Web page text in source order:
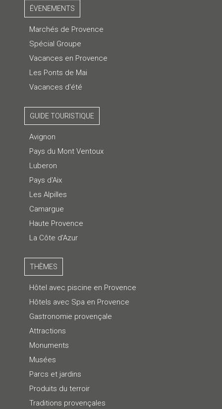
ÉVENEMENTS
Marchés de Provence
Spécial Groupe
Vacances en Provence
Les Ponts de Mai
Vacances d'été
GUIDE TOURISTIQUE
Avignon
Pays du Mont Ventoux
Luberon
Pays d'Aix
Les Alpilles
Camargue
Haute Provence
La Côte d'Azur
THÈMES
Hôtel avec piscine en Provence
Hôtels avec Spa en Provence
Gastronomie provençale
Attractions
Monuments
Musées
Parcs et jardins
Produits du terroir
Traditions provençales